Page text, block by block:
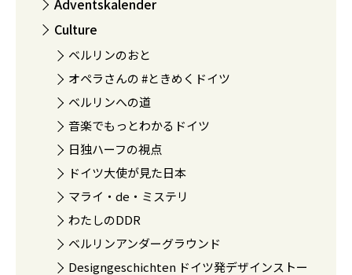
Culture
ベルリンのおと
オペラさんの #ときめくドイツ
ベルリンへの道
音楽でもっとわかるドイツ
日独ハーフの視点
ドイツ大使が見た日本
マライ・de・ミステリ
わたしのDDR
ベルリンアンダーグラウンド
Designgeschichten ドイツ発デザインストー